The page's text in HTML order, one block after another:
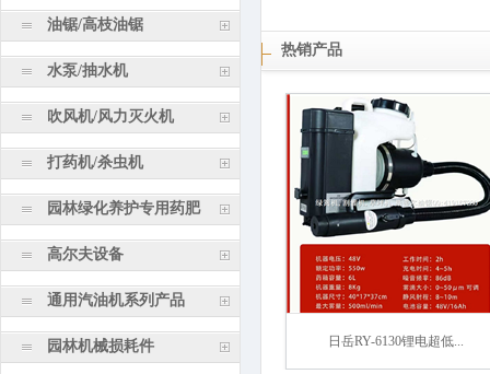
油锯/高枝油锯
水泵/抽水机
吹风机/风力灭火机
打药机/杀虫机
园林绿化养护专用药肥
高尔夫设备
通用汽油机系列产品
园林机械损耗件
热销产品
日岳RY-6130锂电超低...